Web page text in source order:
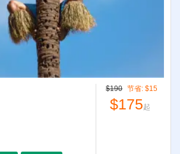
$190 节省:$15
$175起